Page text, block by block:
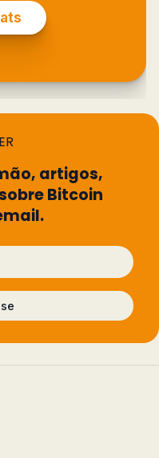
artigos,
Bitcoin